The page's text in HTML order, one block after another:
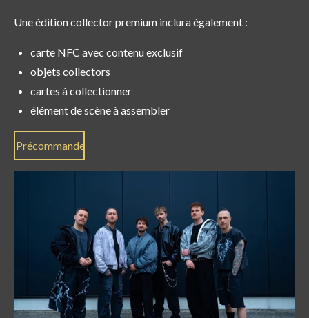
Une édition collector premium inclura également :
carte NFC avec contenu exclusif
objets collectors
cartes à collectionner
élément de scène à assembler
Précommande